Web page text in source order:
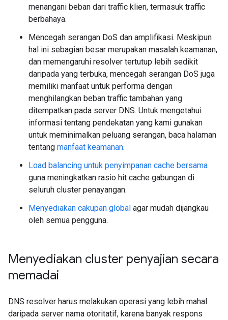
menangani beban dari traffic klien, termasuk traffic
berbahaya.
Mencegah serangan DoS dan amplifikasi. Meskipun
hal ini sebagian besar merupakan masalah keamanan,
dan memengaruhi resolver tertutup lebih sedikit
daripada yang terbuka, mencegah serangan DoS juga
memiliki manfaat untuk performa dengan
menghilangkan beban traffic tambahan yang
ditempatkan pada server DNS. Untuk mengetahui
informasi tentang pendekatan yang kami gunakan
untuk meminimalkan peluang serangan, baca halaman
tentang manfaat keamanan.
Load balancing untuk penyimpanan cache bersama
guna meningkatkan rasio hit cache gabungan di
seluruh cluster penayangan.
Menyediakan cakupan global agar mudah dijangkau
oleh semua pengguna.
Menyediakan cluster penyajian secara
memadai
DNS resolver harus melakukan operasi yang lebih mahal
daripada server nama otoritatif, karena banyak respons